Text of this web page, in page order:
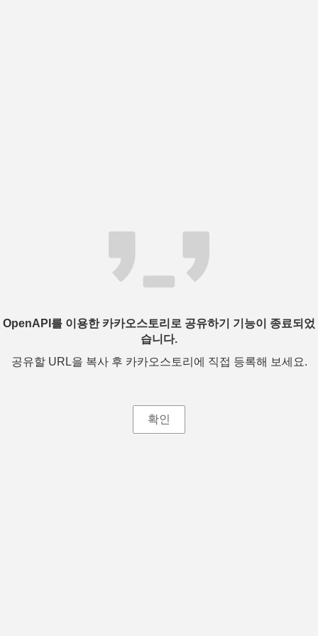
OpenAPI를 이용한 카카오스토리로 공유하기 기능이 종료되었
습니다.
공유할 URL을 복사 후 카카오스토리에 직접 등록해 보세요.
확인